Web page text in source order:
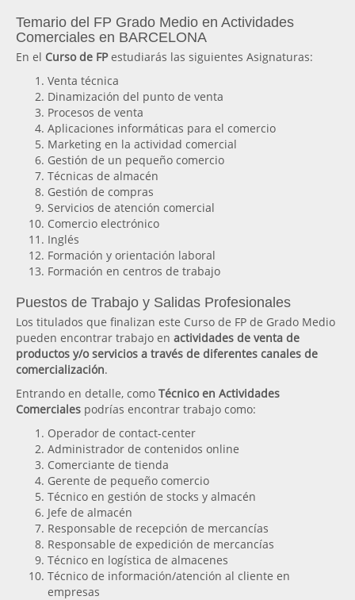
Temario del FP Grado Medio en Actividades
Comerciales en BARCELONA
En el Curso de FPestudiarás las siguientes Asignaturas:
Venta técnica
Dinamización del punto de venta
Procesos de venta
Aplicaciones informáticas para el comercio
Marketing en la actividad comercial
Gestión de un pequeño comercio
Técnicas de almacén
Gestión de compras
Servicios de atención comercial
Comercio electrónico
Inglés
Formación y orientación laboral
Formación en centros de trabajo
Puestos de Trabajo y Salidas Profesionales
Los titulados que finalizan este Curso de FP de Grado Medio
pueden encontrar trabajo en actividades de venta de
productos y/o servicios a través de diferentes canales de
comercialización.
Entrando en detalle, como Técnico en Actividades
Comerciales podrías encontrar trabajo como:
Operador de contact-center
Administrador de contenidos online
Comerciante de tienda
Gerente de pequeño comercio
Técnico en gestión de stocks y almacén
Jefe de almacén
Responsable de recepción de mercancías
Responsable de expedición de mercancías
Técnico en logística de almacenes
Técnico de información/atención al cliente en
empresas